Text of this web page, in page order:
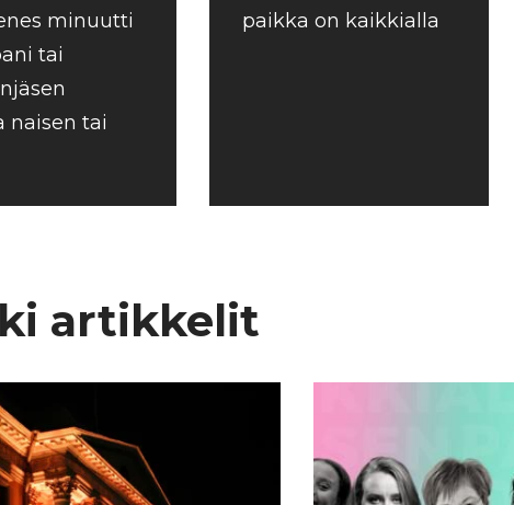
minuutti
tai
naisen tai
paikka on kaikkialla
artikkelit